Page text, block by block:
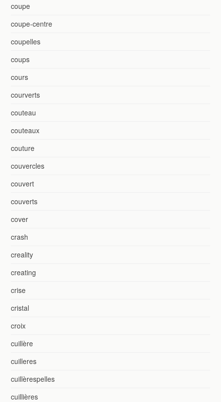
coupe
coupe-centre
coupelles
coups
cours
courverts
couteau
couteaux
couture
couvercles
couvert
couverts
cover
crash
creality
creating
crise
cristal
croix
cuillère
cuilleres
cuillèrespelles
cuillières